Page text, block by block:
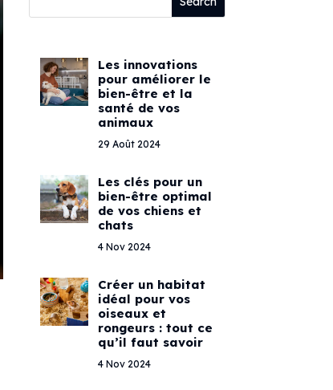
Les innovations
pour améliorer le
bien-être et la
santé de vos
animaux
29 Août 2024
Les clés pour un
bien-être optimal
de vos chiens et
chats
4 Nov 2024
Créer un habitat
idéal pour vos
oiseaux et
rongeurs : tout ce
qu’il faut savoir
4 Nov 2024